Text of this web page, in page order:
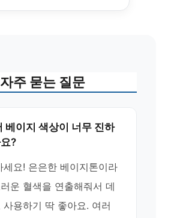
자주 묻는 질문
베이지 색상이 너무 진하
?
세요! 은은한 베이지톤이라
운 혈색을 연출해줘서 데
사용하기 딱 좋아요. 여러